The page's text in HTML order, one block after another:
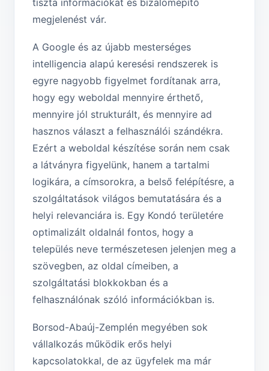
tiszta információkat és bizalomépítő
megjelenést vár.
A Google és az újabb mesterséges
intelligencia alapú keresési rendszerek is
egyre nagyobb figyelmet fordítanak arra,
hogy egy weboldal mennyire érthető,
mennyire jól strukturált, és mennyire ad
hasznos választ a felhasználói szándékra.
Ezért a weboldal készítése során nem csak
a látványra figyelünk, hanem a tartalmi
logikára, a címsorokra, a belső felépítésre, a
szolgáltatások világos bemutatására és a
helyi relevanciára is. Egy Kondó területére
optimalizált oldalnál fontos, hogy a
település neve természetesen jelenjen meg a
szövegben, az oldal címeiben, a
szolgáltatási blokkokban és a
felhasználónak szóló információkban is.
Borsod-Abaúj-Zemplén megyében sok
vállalkozás működik erős helyi
kapcsolatokkal, de az ügyfelek ma már